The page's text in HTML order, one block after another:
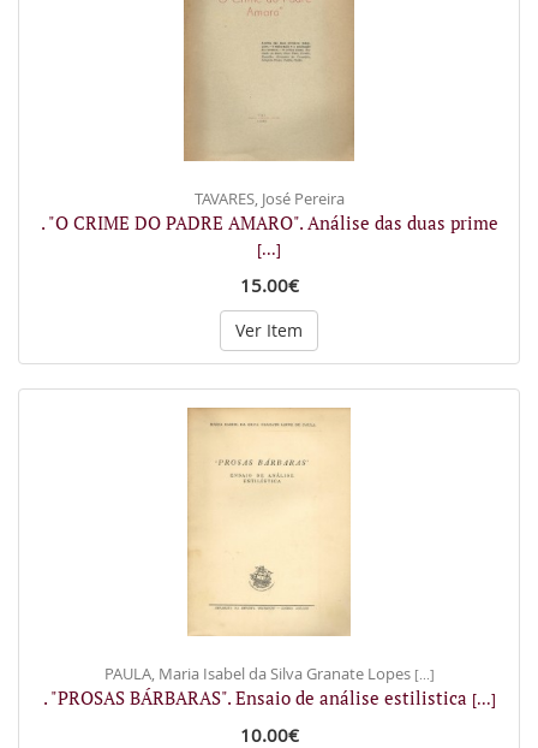
TAVARES, José Pereira
. "O CRIME DO PADRE AMARO". Análise das duas prime
[...]
15.00€
Ver Item
PAULA, Maria Isabel da Silva Granate Lopes [...]
. "PROSAS BÁRBARAS". Ensaio de análise estilistica [...]
10.00€